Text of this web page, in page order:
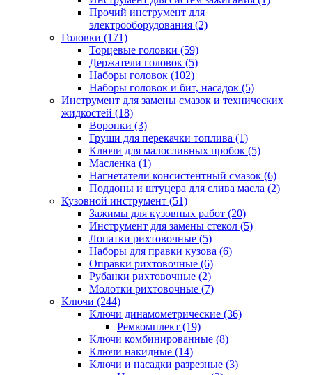
Прочий инструмент для
электрооборудования (2)
Головки (171)
Торцевые головки (59)
Держатели головок (5)
Наборы головок (102)
Наборы головок и бит, насадок (5)
Инструмент для замены смазок и технических
жидкостей (18)
Воронки (3)
Груши для перекачки топлива (1)
Ключи для малосливных пробок (5)
Масленка (1)
Нагнетатели консистентный смазок (6)
Поддоны и штуцера для слива масла (2)
Кузовной инструмент (51)
Зажимы для кузовных работ (20)
Инструмент для замены стекол (5)
Лопатки рихтовочные (5)
Наборы для правки кузова (6)
Оправки рихтовочные (6)
Рубанки рихтовочные (2)
Молотки рихтовочные (7)
Ключи (244)
Ключи динамометрические (36)
Ремкомплект (19)
Ключи комбинированные (8)
Ключи накидные (14)
Ключи и насадки разрезные (3)